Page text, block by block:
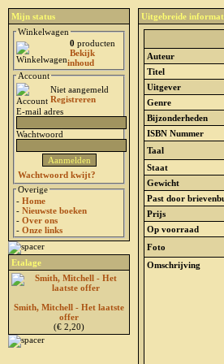
Mijn status
Winkelwagen
0 producten
Bekijk
inhoud
Account
Niet aangemeld
Registreren
E-mail adres
Wachtwoord
Wachtwoord kwijt?
Overige
- Home
- Nieuwste boeken
- Over ons
- Onze links
Etalage
Smith, Mitchell - Het laatste
offer
(€ 2,20)
Uitgebreide
Auteur
Titel
Uitgever
Genre
Bijzonderheden
ISBN Nummer
Taal
Staat
Gewicht
Past door
Prijs
Op voorraad
Foto
Omschrijving